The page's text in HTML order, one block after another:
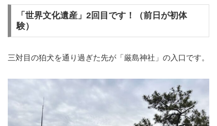
「世界文化遺産」2回目です！（前日が初体
験）
三対目の狛犬を通り過ぎた先が「厳島神社」の入口です。